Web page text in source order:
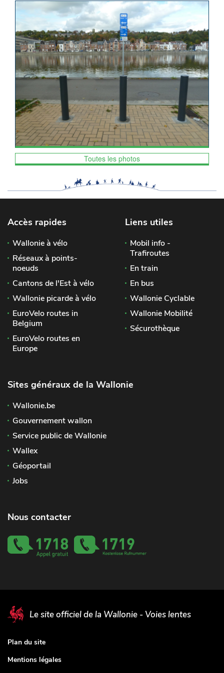
Toutes les photos
Accès rapides
Wallonie à vélo
Réseaux à points-
noeuds
Cantons de l'Est à vélo
Wallonie picarde à vélo
EuroVelo routes in
Belgium
EuroVelo routes en
Europe
Liens utiles
Mobil info -
Trafiroutes
En train
En bus
Wallonie Cyclable
Wallonie Mobilité
Sécurothèque
Sites généraux de la Wallonie
Wallonie.be
Gouvernement wallon
Service public de Wallonie
Wallex
Géoportail
Jobs
Nous contacter
Le site officiel de la Wallonie - Voies lentes
Plan du site
Mentions légales